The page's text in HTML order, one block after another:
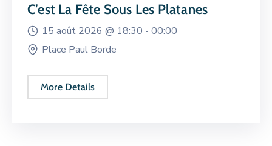
C’est La Fête Sous Les Platanes
15 août 2026 @ 18:30 - 00:00
Place Paul Borde
More Details